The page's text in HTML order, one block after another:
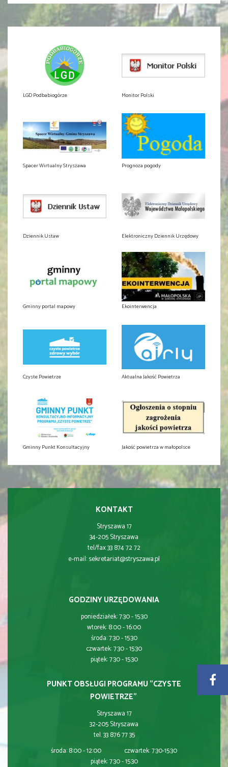
LGD Podbabiogórze Monitor Polski
Spacer Wirtualny Stryszawa Prognoza pogody
Dziennik Ustaw Elektroniczny Dziennik Urzędowy
Gminny portal mapowy Ekointerwencja
Czyste Powietrze Aktualna Jakość Powietrza
Gminny Punkt Konsultacyjny Jakość powietrza w małopolsce
KONTAKT
Stryszawa 17
34-205 Stryszawa
tel/fax 33 874 72 72
e-mail:sekretariat@stryszawa.pl
GODZINY URZĘDOWANIA
poniedziałek: 7:30 - 15:30
wtorek: 8:00 - 16:00
środa: 7:30 - 15:30
czwartek: 7:30 - 15:30
piątek: 7:30 - 15:30
PUNKT OBSŁUGI PROGRAMU "CZYSTE
POWIETRZE"
Stryszawa 17
32-205 Stryszawa
tel. 33 876 77 35
środa: 8:00 - 12:00 czwartek: 7:30-15:30
piątek: 7:30 - 15:30